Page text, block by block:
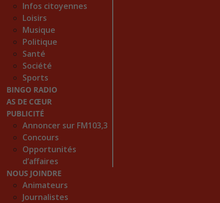
Infos citoyennes
Loisirs
Musique
Politique
Santé
Société
Sports
BINGO RADIO
AS DE CŒUR
PUBLICITÉ
Annoncer sur FM103,3
Concours
Opportunités
d’affaires
NOUS JOINDRE
Animateurs
Journalistes